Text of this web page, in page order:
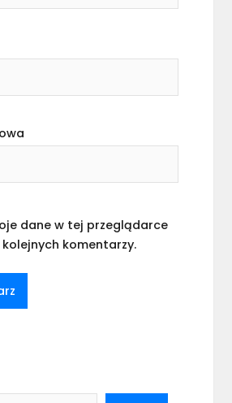
dane w tej przeglądarce
komentarzy.